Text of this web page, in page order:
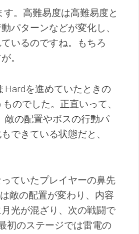
。高難易度は高難易度と
パターンなどが変化し、
いるのですね。もちろ
。
を進めていたときの
のでした。正直いって、
敵の配置やボスの行動パ
できている状態だと、
ていたプレイヤーの鼻先
敵の配置が変わり、内容
光が混ざり、次の戦闘で
初のステージでは雷電の